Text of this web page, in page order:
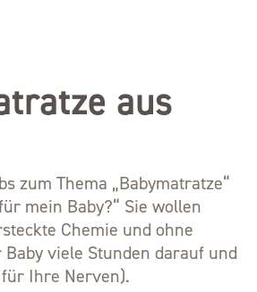
aus
zum Thema „Babymatratze“
mein Baby?“ Sie wollen
Chemie und ohne
viele Stunden darauf und
Ihre Nerven).